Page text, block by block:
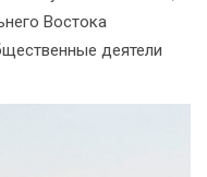
Востока
деятели